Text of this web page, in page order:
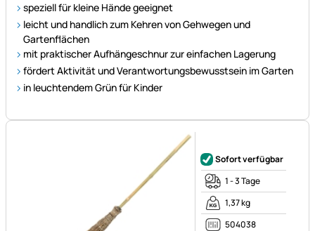
speziell für kleine Hände geeignet
leicht und handlich zum Kehren von Gehwegen und
Gartenflächen
mit praktischer Aufhängeschnur zur einfachen Lagerung
fördert Aktivität und Verantwortungsbewusstsein im Garten
in leuchtendem Grün für Kinder
Sofort verfügbar
1 - 3 Tage
1,37 kg
504038